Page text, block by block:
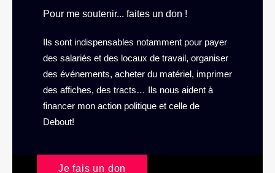
Pour me soutenir... faites un don !
Ils sont indispensables notamment pour payer
des salariés et des locaux de travail, organiser
des événements, acheter du matériel, imprimer
des affiches, des tracts… Ils nous aident à
financer mon action politique et celle de
Debout!
Je fais un don